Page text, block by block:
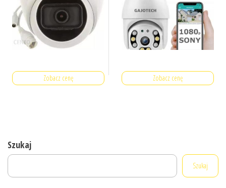
Zobacz cenę Zobacz cenę
Szukaj
Szukaj